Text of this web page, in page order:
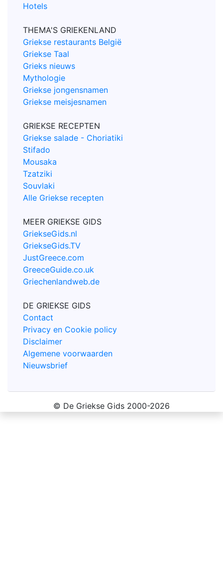
Hotels
THEMA'S GRIEKENLAND
Griekse restaurants België
Griekse Taal
Grieks nieuws
Mythologie
Griekse jongensnamen
Griekse meisjesnamen
GRIEKSE RECEPTEN
Griekse salade - Choriatiki
Stifado
Mousaka
Tzatziki
Souvlaki
Alle Griekse recepten
MEER GRIEKSE GIDS
GriekseGids.nl
GriekseGids.TV
JustGreece.com
GreeceGuide.co.uk
Griechenlandweb.de
DE GRIEKSE GIDS
Contact
Privacy en Cookie policy
Disclaimer
Algemene voorwaarden
Nieuwsbrief
© De Griekse Gids 2000-2026